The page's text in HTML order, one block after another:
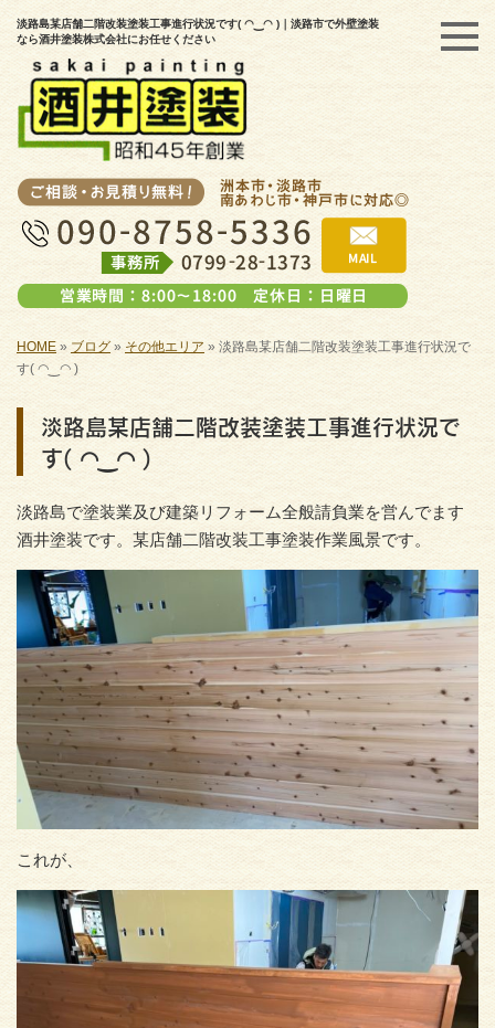
淡路島某店舗二階改装塗装工事進行状況です( ◠‿◠ )｜淡路市で外壁塗装
なら酒井塗装株式会社にお任せください
HOME » ブログ» その他エリア » 淡路島某店舗二階改装塗装工事進行状況で
す( ◠‿◠ )
淡路島某店舗二階改装塗装工事進行状況で
す( ◠‿◠ )
淡路島で塗装業及び建築リフォーム全般請負業を営んでます
酒井塗装です。某店舗二階改装工事塗装作業風景です。
これが、